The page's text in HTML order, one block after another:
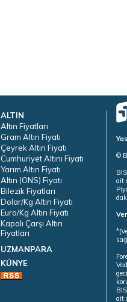
ALTIN
Altın Fiyatları
Gram Altın Fiyatı
Çeyrek Altın Fiyatı
Cumhuriyet Altını Fiyatı
Yarım Altın Fiyatı
Altın (ONS) Fiyatı
Bilezik Fiyatları
Dolar/Kg Altın Fiyatı
Euro/Kg Altın Fiyatı
Kapalı Çarşı Altın
Fiyatları
UZMANPARA
KÜNYE
©
ait
ait